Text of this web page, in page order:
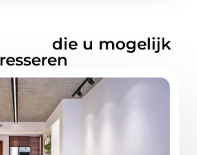
die u mogelijk